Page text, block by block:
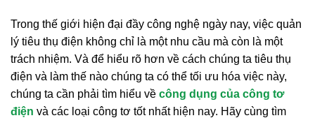
Trong thế giới hiện đại đầy công nghệ ngày nay, việc quản
lý tiêu thụ điện không chỉ là một nhu cầu mà còn là một
trách nhiệm. Và để hiểu rõ hơn về cách chúng ta tiêu thụ
điện và làm thế nào chúng ta có thể tối ưu hóa việc này,
chúng ta cần phải tìm hiểu về công dụng của công tơ
điện và các loại công tơ tốt nhất hiện nay. Hãy cùng tìm